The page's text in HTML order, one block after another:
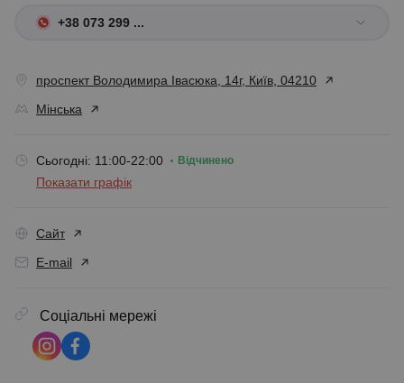
+38 073 299 ...
проспект Володимира Івасюка, 14г, Київ, 04210
Мінська
Сьогодні: 11:00-22:00 Відчинено
Показати графік
Сайт
E-mail
Соціальні мережі